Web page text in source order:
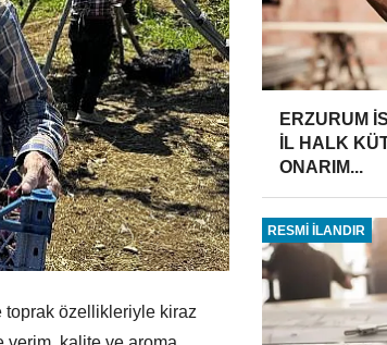
toprak özellikleriyle kiraz
ERZURUM
İL HALK
ONARIM...
RESMİ İLANDIR